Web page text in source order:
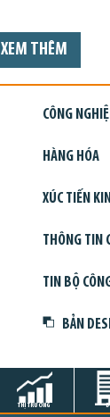
XEM THÊM
CÔNG
HÀNG HÓA
XÚC TIẾN
THÔNG TIN
TIN BỘ
BẢN
THỊ TRƯỜNG